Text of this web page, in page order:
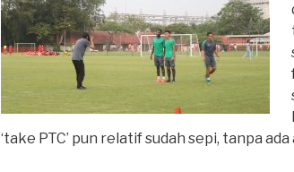
‘take PTC’ pun relatif sudah sepi, tanpa ada